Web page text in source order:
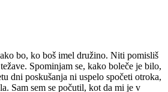
bo, ko boš imel družino. Niti pomisliš
Spominjam se, kako boleče je bilo,
dni poskušanja ni uspelo spočeti otroka,
Sam sem se počutil, kot da mi je v